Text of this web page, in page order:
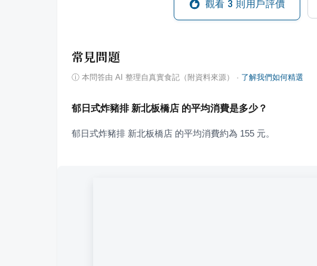
觀看 3 則用戶評價
常見問題
ⓘ 本問答由 AI 整理自真實食記（附資料來源） · 了解我們如何精選
郁日式炸豬排 新北板橋店 的平均消費是多少？
郁日式炸豬排 新北板橋店 的平均消費約為 155 元。